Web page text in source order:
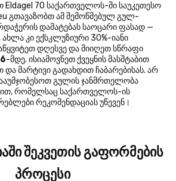
Eldagel 70 საქართველოს-ში საუკეთესო
გთავაზობთ ამ შემოწმებულ გულ-
დამატებას საოცარი ფასად —
კი ექსკლუზიური 30%-იანი
დღესვე და მიიღეთ სწრაფი
-მდე. ისიამოვნეთ ქვეყნის მასშტაბით
მარტივი გადახდით ჩაბარებისას. არ
გულის ჯანმრთელობა
რომელსაც საქართველოს-ის
რეკომენდაციას უწევენ।
შეკვეთის გაფორმების
პროცესი